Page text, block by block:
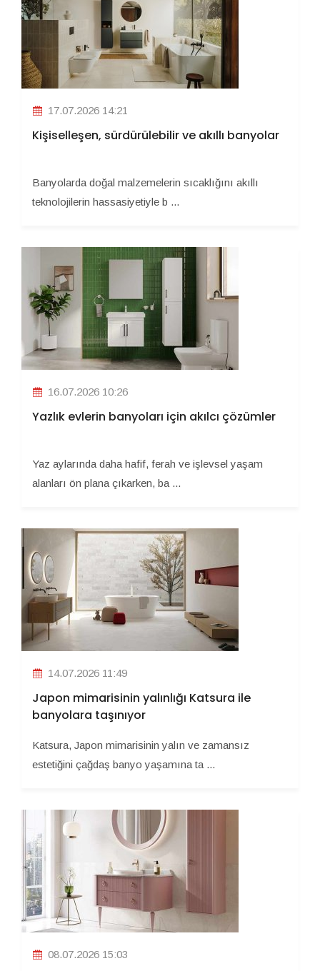
17.07.2026 14:21
Kişiselleşen, sürdürülebilir ve akıllı banyolar
Banyolarda doğal malzemelerin sıcaklığını akıllı
teknolojilerin hassasiyetiyle b ...
16.07.2026 10:26
Yazlık evlerin banyoları için akılcı çözümler
Yaz aylarında daha hafif, ferah ve işlevsel yaşam
alanları ön plana çıkarken, ba ...
14.07.2026 11:49
Japon mimarisinin yalınlığı Katsura ile
banyolara taşınıyor
Katsura, Japon mimarisinin yalın ve zamansız
estetiğini çağdaş banyo yaşamına ta ...
08.07.2026 15:03